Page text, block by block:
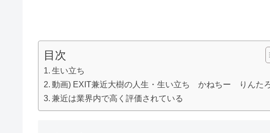
目次
生い立ち
動画) EXIT兼近大樹の人生・生い立ち かねちー りんた
兼近は業界内で高く評価されている